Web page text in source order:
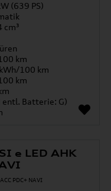
(639 PS)
cm³
km
100 km
km
entl. Batterie: G)
e LED AHK